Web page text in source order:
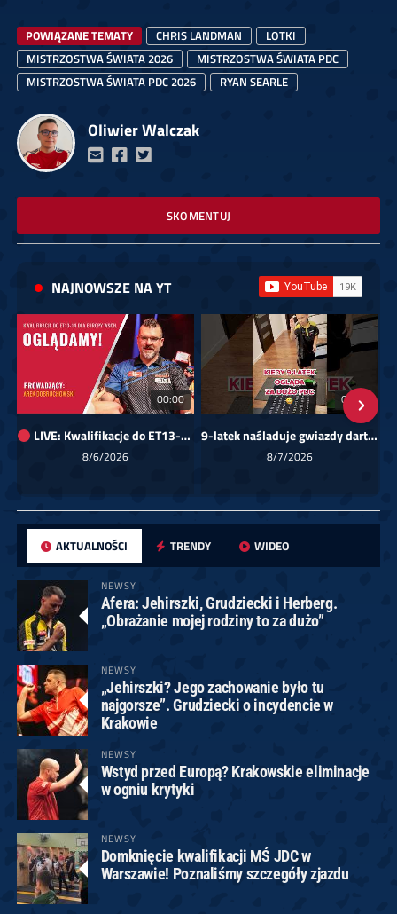
POWIĄZANE TEMATY CHRIS LANDMAN
LOTKI
MISTRZOSTWA ŚWIATA 2026
MISTRZOSTWA ŚWIATA PDC
MISTRZOSTWA ŚWIATA PDC 2026
RYAN SEARLE
Oliwier Walczak
SKOMENTUJ
NAJNOWSZE NA YT
00:00
LIVE: Kwalifikacje do ET13-14 dla Europy Wschodniej
8/6/2026
01:08
9-latek naśladuje gwiazdy darta!
8/7/2026
AKTUALNOŚCI TRENDY WIDEO
NEWSY
Afera: Jehirszki, Grudziecki i Herberg.
„Obrażanie mojej rodziny to za dużo”
NEWSY
„Jehirszki? Jego zachowanie było tu
najgorsze”. Grudziecki o incydencie w
Krakowie
NEWSY
Wstyd przed Europą? Krakowskie eliminacje
w ogniu krytyki
NEWSY
Domknięcie kwalifikacji MŚ JDC w
Warszawie! Poznaliśmy szczegóły zjazdu